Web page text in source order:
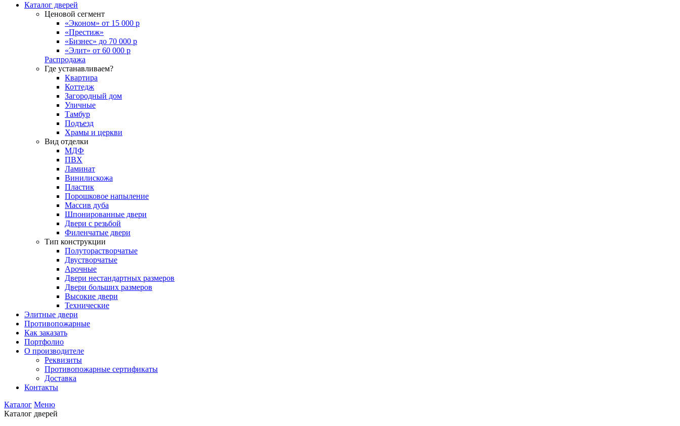
Каталог дверей
Ценовой сегмент
«Эконом» от 15 000 р
«Престиж»
«Бизнес» до 70 000 р
«Элит» от 60 000 р
Распродажа
Где устанавливаем?
Квартира
Коттедж
Загородный дом
Уличные
Тамбур
Подъезд
Храмы и церкви
Вид отделки
МДФ
ПВХ
Ламинат
Винилискожа
Пластик
Порошковое напыление
Массив дуба
Шпонированные двери
Двери с резьбой
Филенчатые двери
Тип конструкции
Полуторастворчатые
Двустворчатые
Арочные
Двери нестандартных размеров
Двери больших размеров
Высокие двери
Технические
Элитные двери
Противопожарные
Как заказать
Портфолио
О производителе
Реквизиты
Противопожарные сертификаты
Доставка
Контакты
Каталог Меню
Каталог дверей